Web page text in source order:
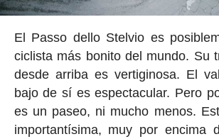
El Passo dello Stelvio es
ciclista más bonito del mundo. Su
desde arriba es vertiginosa. El
bajo de sí es espectacular. Pero
es un paseo, ni mucho menos.
importantísima, muy por encima